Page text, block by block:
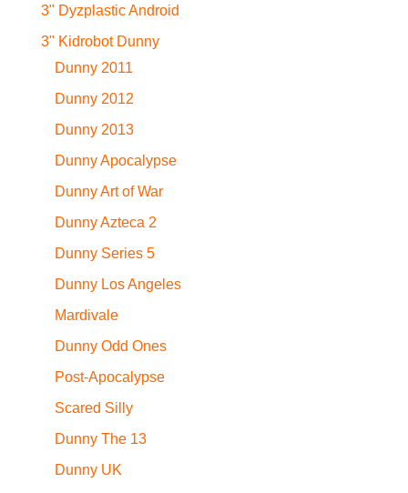
3" Dyzplastic Android
3" Kidrobot Dunny
Dunny 2011
Dunny 2012
Dunny 2013
Dunny Apocalypse
Dunny Art of War
Dunny Azteca 2
Dunny Series 5
Dunny Los Angeles
Mardivale
Dunny Odd Ones
Post-Apocalypse
Scared Silly
Dunny The 13
Dunny UK